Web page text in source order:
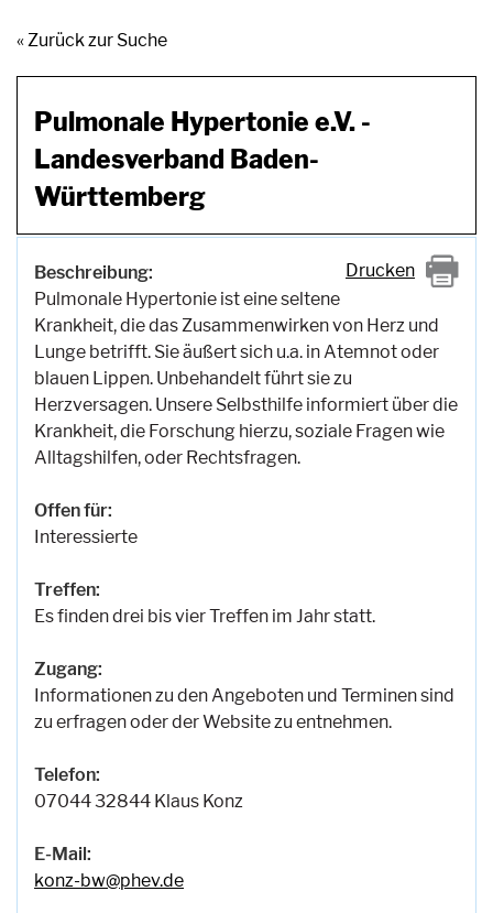
« Zurück zur Suche
Pulmonale Hypertonie e.V. -
Landesverband Baden-
Württemberg
Drucken
Beschreibung:
Pulmonale Hypertonie ist eine seltene
Krankheit, die das Zusammenwirken von Herz und
Lunge betrifft. Sie äußert sich u.a. in Atemnot oder
blauen Lippen. Unbehandelt führt sie zu
Herzversagen. Unsere Selbsthilfe informiert über die
Krankheit, die Forschung hierzu, soziale Fragen wie
Alltagshilfen, oder Rechtsfragen.
Offen für:
Interessierte
Treffen:
Es finden drei bis vier Treffen im Jahr statt.
Zugang:
Informationen zu den Angeboten und Terminen sind
zu erfragen oder der Website zu entnehmen.
Telefon:
07044 32844 Klaus Konz
E-Mail:
konz-bw@phev.de